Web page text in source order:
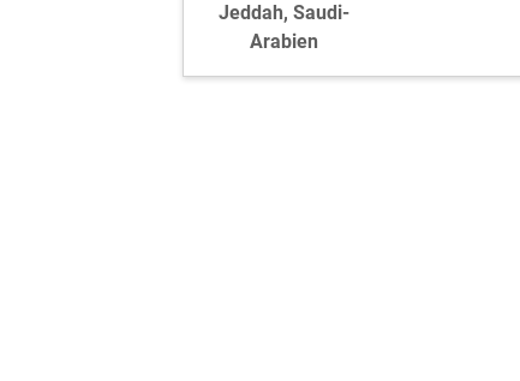
Jeddah, Saudi-
Arabien